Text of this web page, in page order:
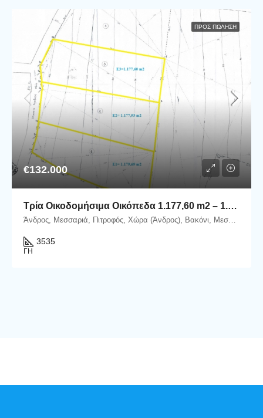
ΠΡΟΣ ΠΏΛΗΣΗ
€132.000
Τρία Οικοδομήσιμα Οικόπεδα 1.177,60 m2 – 1.177,93 m2 – 1.179,69 m2 στη θέση Βακόνι, εντός του Οικισμού Μεσαριάς–Αλαδινού.
3535
ΓΗ